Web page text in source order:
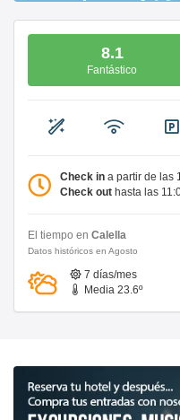
8.1
Fantástico
Check in a partir de las
Check out hasta las
El tiempo en Calella
Datos históricos en Agosto
7 días/mes
Media 23.6º